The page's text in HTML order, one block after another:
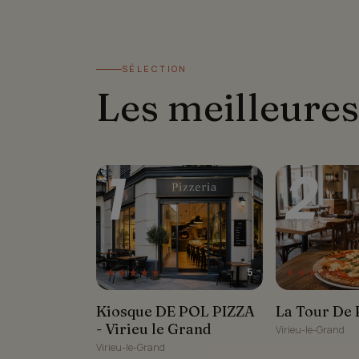
SÉLECTION
Les
Kiosque DE POL PIZZA -
Virieu le Grand
1
★★★★★ 5
Kiosque DE POL PIZZA
- Virieu le Grand
Virieu-le-Grand
La Tour De
2
★★★★★
La Tour De
Virieu-le-Grand